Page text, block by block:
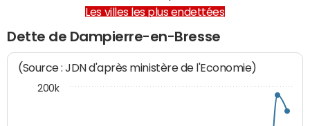
Les villes les plus endettées
Dette de Dampierre-en-Bresse
(Source : JDN d'après ministère de l'Economie)
200k